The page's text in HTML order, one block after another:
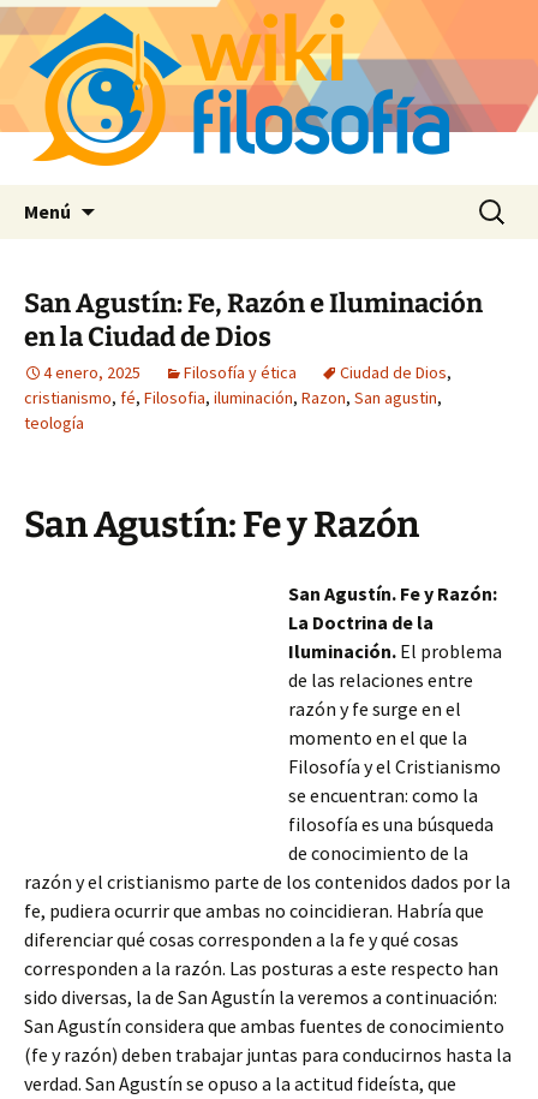
Menú Buscar:
San Agustín: Fe, Razón e Iluminación
en la Ciudad de Dios
4 enero, 2025 Filosofía y ética Ciudad de Dios,
cristianismo, fé, Filosofia, iluminación, Razon, San agustin,
teología
San Agustín: Fe y Razón
San Agustín. Fe y Razón:
La Doctrina de la
Iluminación. El problema
de las relaciones entre
razón y fe surge en el
momento en el que la
Filosofía y el Cristianismo
se encuentran: como la
filosofía es una búsqueda
de conocimiento de la
razón y el cristianismo parte de los contenidos dados por la
fe, pudiera ocurrir que ambas no coincidieran. Habría que
diferenciar qué cosas corresponden a la fe y qué cosas
corresponden a la razón. Las posturas a este respecto han
sido diversas, la de San Agustín la veremos a continuación:
San Agustín considera que ambas fuentes de conocimiento
(fe y razón) deben trabajar juntas para conducirnos hasta la
verdad. San Agustín se opuso a la actitud fideísta, que